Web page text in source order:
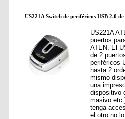
US221A Switch de periféricos USB 2.0
US221A
puertos
ATEN. El
de 2
periféricos
hasta 2
mismo
una
dispositivo
masivo
tenga
el otro no